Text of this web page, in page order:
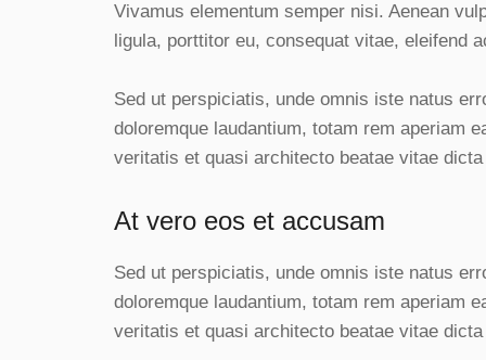
Vivamus elementum semper nisi. Aenean
ligula, porttitor eu, consequat vitae, eleifend
Sed ut perspiciatis, unde omnis iste natus
doloremque laudantium, totam rem aperiam
veritatis et quasi architecto beatae vitae
At vero eos et accusam
Sed ut perspiciatis, unde omnis iste natus
doloremque laudantium, totam rem aperiam
veritatis et quasi architecto beatae vitae